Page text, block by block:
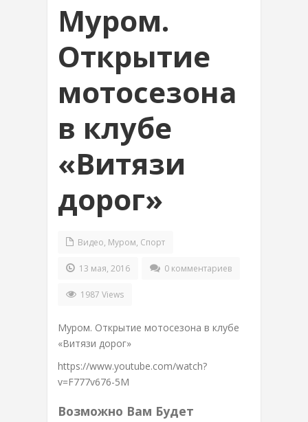
Муром.
Открытие
мотосезона
в клубе
«Витязи
дорог»
Видео, Муром, Спорт
13 мая, 2016 0 комментариев
1987 Views
Муром. Открытие мотосезона в клубе
«Витязи дорог»
https://www.youtube.com/watch?
v=F777v676-5M
Возможно Вам Будет